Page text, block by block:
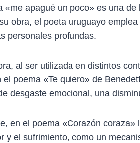
«me apagué un poco» es una
obra, el poeta uruguayo
personales profundas.
al ser utilizada en distintos
el poema «Te quiero» de
desgaste emocional, una
en el poema «Corazón
y el sufrimiento, como un